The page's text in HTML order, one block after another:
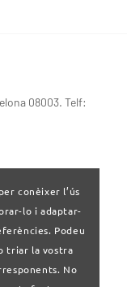
08003. Telf:
de privacitat
conèixer l’ús
lo i adaptar-
Podeu
triar la vostra
No